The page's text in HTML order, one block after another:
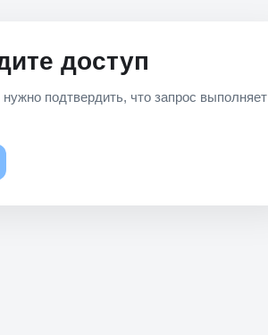
доступ
подтвердить, что запрос выполняет